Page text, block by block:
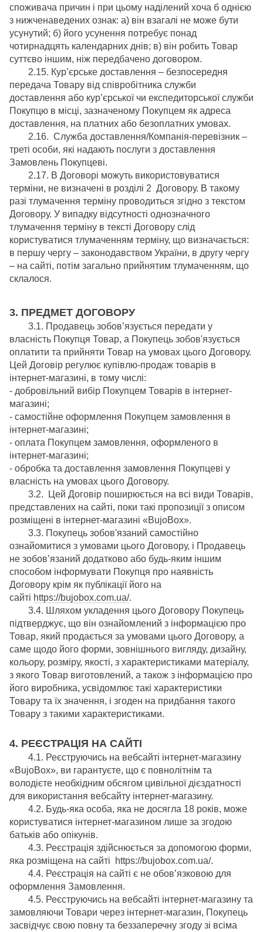
споживача причин і при цьому наділений хоча б однією
з нижченаведених ознак: а) він взагалі не може бути
усунутий; б) його усунення потребує понад
чотирнадцять календарних днів; в) він робить Товар
суттєво іншим, ніж передбачено договором.
2.15. Кур’єрське доставлення – безпосередня
передача Товару від співробітника служби
доставлення або кур’єрської чи експедиторської служби
Покупцю в місці, зазначеному Покупцем як адреса
доставлення, на платних або безоплатних умовах.
2.16. Служба доставлення/Компанія-перевізник –
треті особи, які надають послуги з доставлення
Замовлень Покупцеві.
2.17. В Договорі можуть використовуватися
терміни, не визначені в розділі 2 Договору. В такому
разі тлумачення терміну проводиться згідно з текстом
Договору. У випадку відсутності однозначного
тлумачення терміну в тексті Договору слід
користуватися тлумаченням терміну, що визначається:
в першу чергу – законодавством України, в другу чергу
– на сайті, потім загально прийнятим тлумаченням, що
склалося.
3. ПРЕДМЕТ ДОГОВОРУ
3.1. Продавець зобов’язується передати у
власність Покупця Товар, а Покупець зобов'язується
оплатити та прийняти Товар на умовах цього Договору.
Цей Договір регулює купівлю-продаж товарів в
інтернет-магазині, в тому числі:
- добровільний вибір Покупцем Товарів в інтернет-
магазині;
- самостійне оформлення Покупцем замовлення в
інтернет-магазині;
- оплата Покупцем замовлення, оформленого в
інтернет-магазині;
- обробка та доставлення замовлення Покупцеві у
власність на умовах цього Договору.
3.2. Цей Договір поширюється на всі види Товарів,
представлених на сайті, поки такі пропозиції з описом
розміщені в інтернет-магазині «BujoBox».
3.3. Покупець зобов'язаний самостійно
ознайомитися з умовами цього Договору, і Продавець
не зобов’язаний додатково або будь-яким іншим
способом інформувати Покупця про наявність
Договору крім як публікації його на
сайті https://bujobox.com.ua/.
3.4. Шляхом укладення цього Договору Покупець
підтверджує, що він ознайомлений з інформацією про
Товар, який продається за умовами цього Договору, а
саме щодо його форми, зовнішнього вигляду, дизайну,
кольору, розміру, якості, з характеристиками матеріалу,
з якого Товар виготовлений, а також з інформацією про
його виробника, усвідомлює такі характеристики
Товару та їх значення, і згоден на придбання такого
Товару з такими характеристиками.
4. РЕЄСТРАЦІЯ НА САЙТІ
4.1. Реєструючись на вебсайті інтернет-магазину
«BujoBox», ви гарантуєте, що є повнолітнім та
володієте необхідним обсягом цивільної дієздатності
для використання вебсайту інтернет-магазину.
4.2. Будь-яка особа, яка не досягла 18 років, може
користуватися інтернет-магазином лише за згодою
батьків або опікунів.
4.3. Реєстрація здійснюється за допомогою форми,
яка розміщена на сайті https://bujobox.com.ua/.
4.4. Реєстрація на сайті є не обов’язковою для
оформлення Замовлення.
4.5. Реєструючись на вебсайті інтернет-магазину та
замовляючи Товари через інтернет-магазин, Покупець
засвідчує свою повну та беззаперечну згоду зі всіма